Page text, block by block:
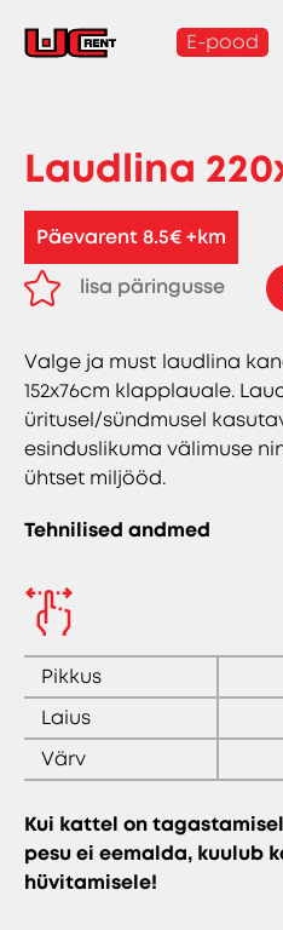
E-pood
Laudlina
Päevarent 8.5€ +km
lisa päringusse
Valge ja must laudlina
152x76cm klapplauale.
üritusel/sündmusel
esinduslikuma välimuse
ühtset miljööd.
Tehnilised andmed
Pikkus
Laius
Värv
Kui kattel on
pesu ei eemalda, kuulub
hüvitamisele!